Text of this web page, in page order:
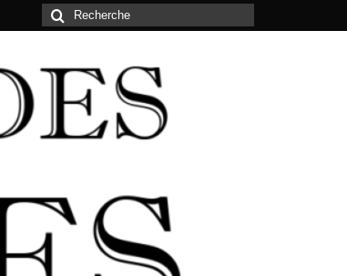
Rechercher
: